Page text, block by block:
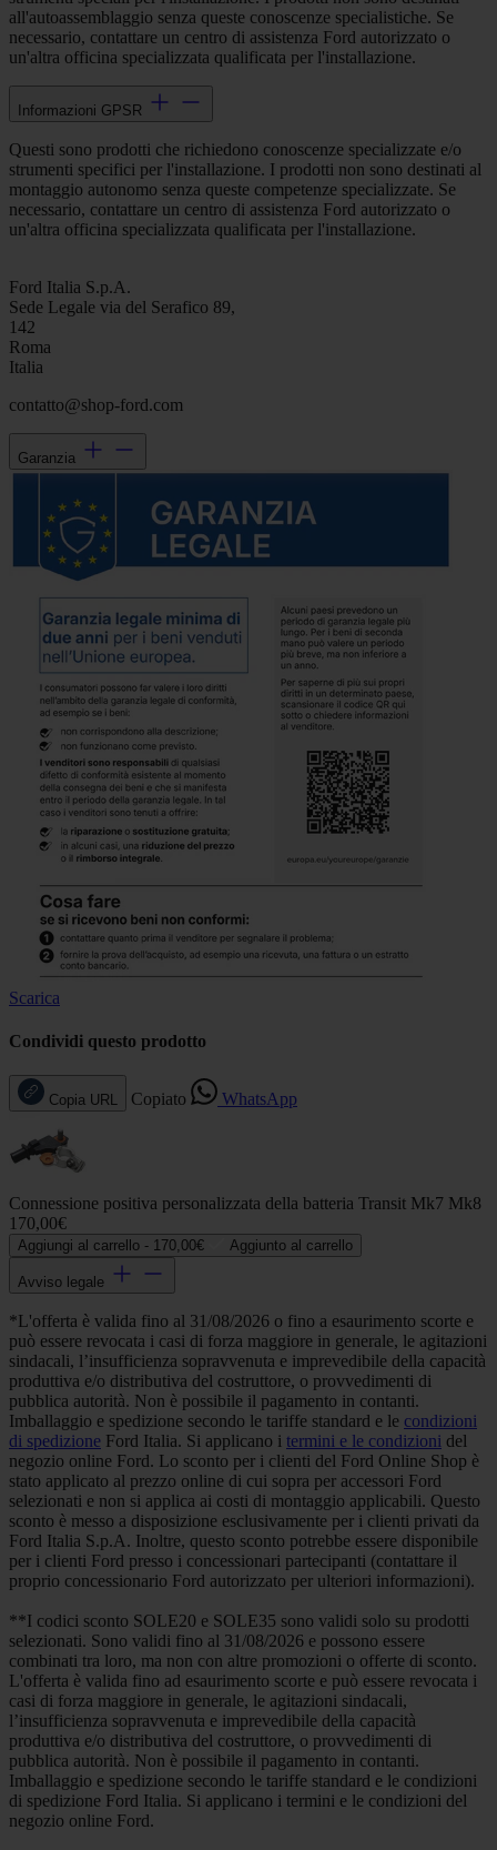
all'autoassemblaggio senza queste conoscenze specialistiche. Se
necessario, contattare un centro di assistenza Ford autorizzato o
un'altra officina specializzata qualificata per l'installazione.
Informazioni GPSR
Questi sono prodotti che richiedono conoscenze specializzate e/o
strumenti specifici per l'installazione. I prodotti non sono destinati al
montaggio autonomo senza queste competenze specializzate. Se
necessario, contattare un centro di assistenza Ford autorizzato o
un'altra officina specializzata qualificata per l'installazione.
Ford Italia S.p.A.
Sede Legale via del Serafico 89,
142
Roma
Italia
contatto@shop-ford.com
Garanzia
Scarica
Condividi questo prodotto
Copia URL Copiato WhatsApp
Connessione positiva personalizzata della batteria Transit Mk7 Mk8
170,00€
Aggiungi al carrello - 170,00€ Aggiunto al carrello
Avviso legale
*L'offerta è valida fino al 31/08/2026 o fino a esaurimento scorte e
può essere revocata i casi di forza maggiore in generale, le agitazioni
sindacali, l’insufficienza sopravvenuta e imprevedibile della capacità
produttiva e/o distributiva del costruttore, o provvedimenti di
pubblica autorità. Non è possibile il pagamento in contanti.
Imballaggio e spedizione secondo le tariffe standard e le condizioni
di spedizione Ford Italia. Si applicano i termini e le condizioni del
negozio online Ford. Lo sconto per i clienti del Ford Online Shop è
stato applicato al prezzo online di cui sopra per accessori Ford
selezionati e non si applica ai costi di montaggio applicabili. Questo
sconto è messo a disposizione esclusivamente per i clienti privati da
Ford Italia S.p.A. Inoltre, questo sconto potrebbe essere disponibile
per i clienti Ford presso i concessionari partecipanti (contattare il
proprio concessionario Ford autorizzato per ulteriori informazioni).
**I codici sconto SOLE20 e SOLE35 sono validi solo su prodotti
selezionati. Sono validi fino al 31/08/2026 e possono essere
combinati tra loro, ma non con altre promozioni o offerte di sconto.
L'offerta è valida fino ad esaurimento scorte e può essere revocata i
casi di forza maggiore in generale, le agitazioni sindacali,
l’insufficienza sopravvenuta e imprevedibile della capacità
produttiva e/o distributiva del costruttore, o provvedimenti di
pubblica autorità. Non è possibile il pagamento in contanti.
Imballaggio e spedizione secondo le tariffe standard e le condizioni
di spedizione Ford Italia. Si applicano i termini e le condizioni del
negozio online Ford.